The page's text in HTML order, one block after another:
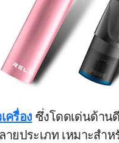
ครื่องซึ่งโดดเด่นด้าน
ประเภท เหมาะสำห